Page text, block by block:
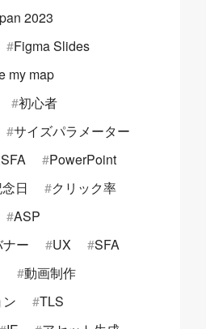
2023
Figma Slides
my map
初心者
サイズパラメーター
PowerPoint
日
クリック率
ASP
ー
UX
SFA
動画制作
TLS